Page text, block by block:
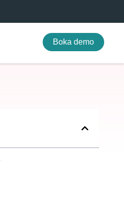
Boka demo